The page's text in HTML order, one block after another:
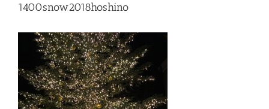
1400snow2018hoshino